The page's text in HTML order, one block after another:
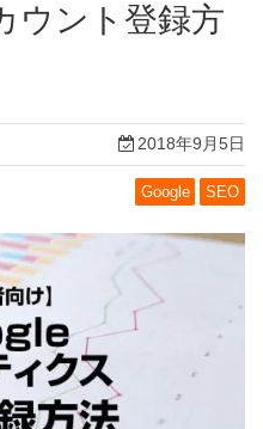
ウント登録方
2018年9月5日
Google SEO